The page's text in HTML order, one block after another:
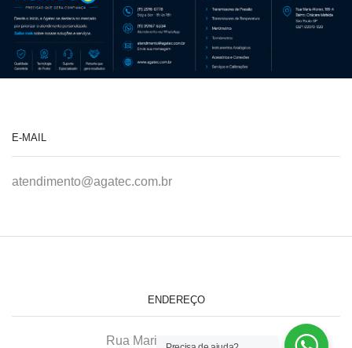
E-MAIL
atendimento@agatec.com.br
ENDEREÇO
Rua Maria Afonso, 166-A